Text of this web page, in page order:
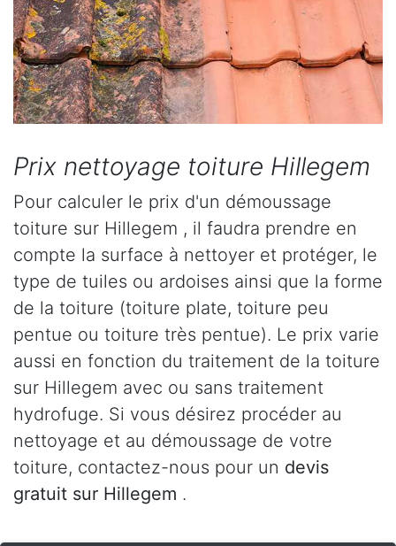
Prix nettoyage toiture Hillegem
Pour calculer le prix d'un démoussage
toiture sur Hillegem , il faudra prendre en
compte la surface à nettoyer et protéger, le
type de tuiles ou ardoises ainsi que la forme
de la toiture (toiture plate, toiture peu
pentue ou toiture très pentue). Le prix varie
aussi en fonction du traitement de la toiture
sur Hillegem avec ou sans traitement
hydrofuge. Si vous désirez procéder au
nettoyage et au démoussage de votre
toiture, contactez-nous pour un devis
gratuit sur Hillegem .